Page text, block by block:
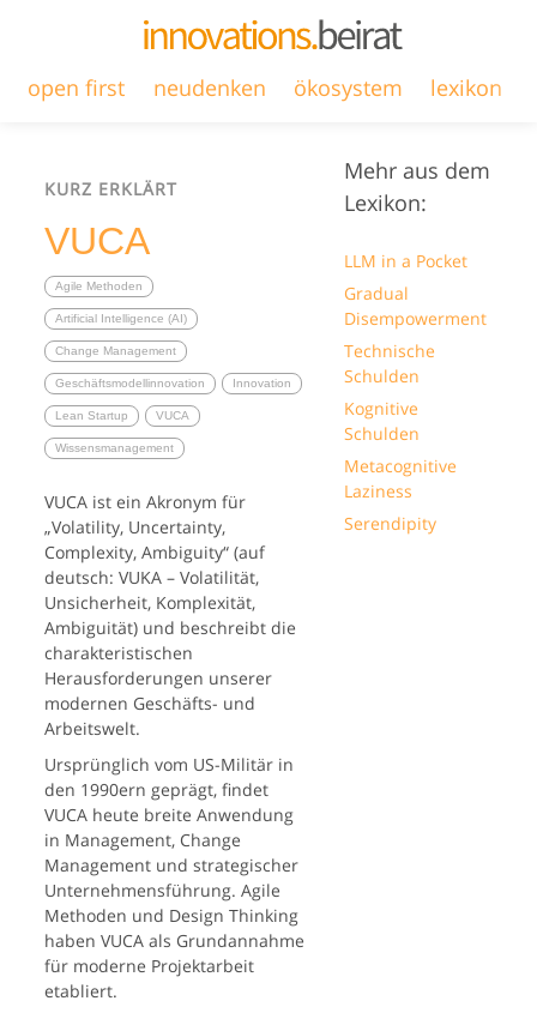
open first neudenken ökosystem lexikon
KURZ ERKLÄRT
VUCA
Agile Methoden
Artificial Intelligence (AI)
Change Management
Geschäftsmodellinnovation Innovation
Lean Startup VUCA
Wissensmanagement
VUCA ist ein Akronym für
„Volatility, Uncertainty,
Complexity, Ambiguity“ (auf
deutsch: VUKA – Volatilität,
Unsicherheit, Komplexität,
Ambiguität) und beschreibt die
charakteristischen
Herausforderungen unserer
modernen Geschäfts- und
Arbeitswelt.
Ursprünglich vom US-Militär in
den 1990ern geprägt, findet
VUCA heute breite Anwendung
in Management, Change
Management und strategischer
Unternehmensführung. Agile
Methoden und Design Thinking
haben VUCA als Grundannahme
für moderne Projektarbeit
etabliert.
Mehr aus dem
Lexikon:
LLM in a Pocket
Gradual
Disempowerment
Technische
Schulden
Kognitive
Schulden
Metacognitive
Laziness
Serendipity